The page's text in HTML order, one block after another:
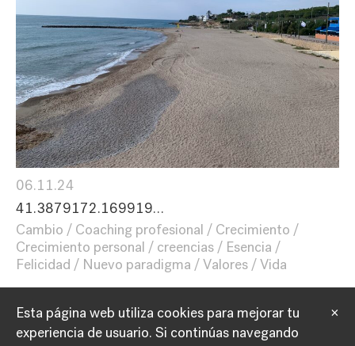
06.11.24
41.3879172.169919…
Cambio
Coaching profesional
Crecimiento
Crecimiento personal
creencias
Esencia
Felicidad
Nuevo paradigma Valores Vida
×
Esta página web utiliza cookies para mejorar tu
experiencia de usuario. Si continúas navegando